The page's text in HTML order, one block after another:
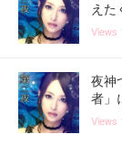
えた
Views
夜神
者」
Views